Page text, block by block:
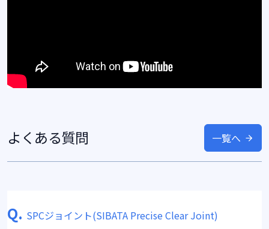
よくある質問 一覧へ
Q. SPCジョイント(SIBATA Precise Clear Joint)